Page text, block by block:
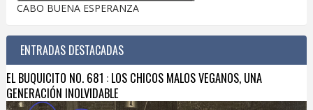
CABO BUENA ESPERANZA
ENTRADAS DESTACADAS
EL BUQUICITO NO. 681 : LOS CHICOS MALOS VEGANOS, UNA
GENERACIÓN INOLVIDABLE